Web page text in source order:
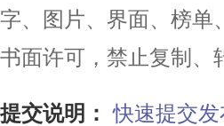
字、图片、界面、榜单
书面许可，禁止复制、
提交说明： 快速提交发